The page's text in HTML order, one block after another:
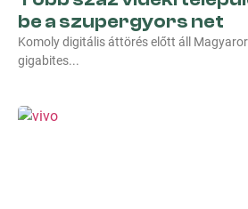
be a szupergyors net
Komoly digitális áttörés előtt áll
gigabites